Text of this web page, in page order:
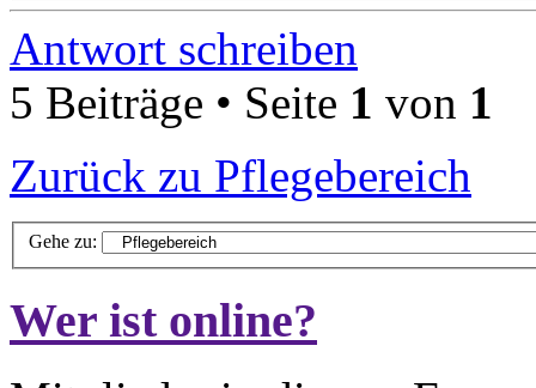
Antwort schreiben
5 Beiträge • Seite 1 von 1
Zurück zu Pflegebereich
Gehe zu:
Wer ist online?